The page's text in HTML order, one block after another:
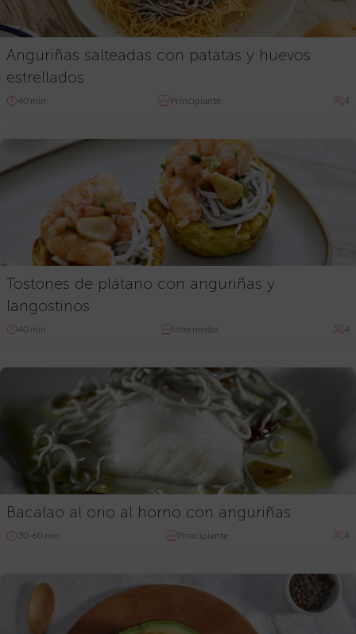
Anguriñas salteadas con patatas y huevos
estrellados
40 min Principiante 4
Tostones de plátano con anguriñas y
langostinos
40 min Intermedio 4
Bacalao al orio al horno con anguriñas
30-60 min Principiante 4